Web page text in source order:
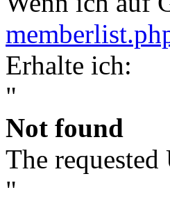
Erhalte ich:
"
Not found
The
"